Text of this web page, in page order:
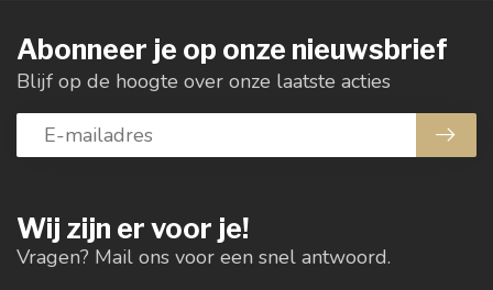
Wij zijn er voor je!
Vragen? Mail ons voor een snel antwoord.
Abonneer je op onze nieuwsbrief
Blijf op de hoogte over onze laatste acties